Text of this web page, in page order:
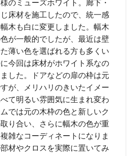
のミューズホワイト。廊下・
床材を施工したので、統一感
木も白に変更しました。幅木
が一般的でしたが、最近は壁
薄い色を選ばれる方も多くい
今回は床材がホワイト系なの
した。ドアなどの扉の枠は元
が、メリハリのきいたイメー
て明るい雰囲気に生まれ変わ
では元の木枠の色と新しいク
り合い、さらに幅木の色が重
雑なコーディネートになりま
材やクロスを実際に置いてみ